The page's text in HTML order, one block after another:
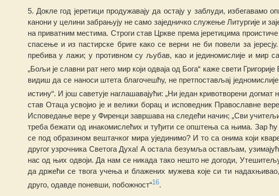
5. Докле год јеретици продужавају да остају у заблуди, избегавамо оп
канони у целини забрањују не само заједничко служење Литургијеи
на приватним местима. Строги став Цркве према јеретицима проистиче
спасење и из пастирске бриге како се верни не би повели за
пребива у лажи; у противном су љубав, као и јединомислије и мир
„Бољи је славни рат него мир који одваја од Бога“ каже свети Григорије
видиш да се наноси штета благочешћу, не претпостављај јед
истину“. И још саветује наглашавајући: „Ни један кривотворени догмат
став Отаца усвојио је и велики борац и исповедник Православне
Исповедање вере у Фиренци завршава на следећи начин; „Сви
треба бежати од инакомислећих и туђити се општења са њима. Зар ћу
се под образином вештачког мира ујединимо? И то са онима који
другог узрочника Светога Духа! А остала безумља остављам,
нас од њих одвоји. Да нам се никада тако нешто не догоди, Утеш
да држећи се твога учења и блажених мужева које си ти
друго, одавде поневши, побожност“16.